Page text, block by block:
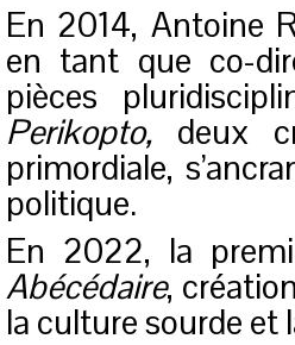
En 2014, Antoine
en tant que co-
pièces
Perikopto, deux
primordiale,
politique.
En 2022, la
Abécédaire,
la culture sourde et